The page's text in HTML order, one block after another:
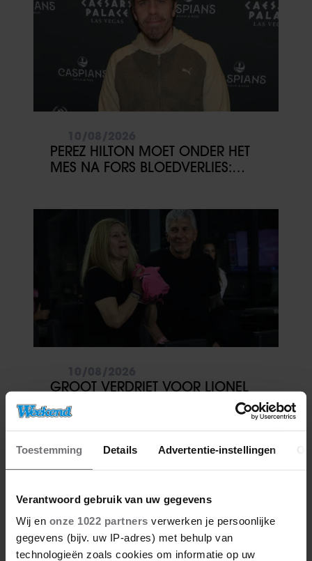
Toestemming Details Advertentie-instellingen
Verantwoord gebruik van uw gegevens
Wij en onze 1022 partners verwerken je persoonlijke
gegevens (bijv. uw IP-adres) met behulp van
technologieën zoals cookies om informatie op uw
PEREZ HILTON MOET ONDER HET
MES NA FORS BLOEDVERLIES:
GROOT VERDRIET VOOR LIONEL
MESSI: VADER JORGE OP 68-
JARIGE LEEFTIJD OVERLEDEN